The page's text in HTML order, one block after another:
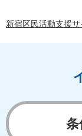
新宿区民活動支援
条